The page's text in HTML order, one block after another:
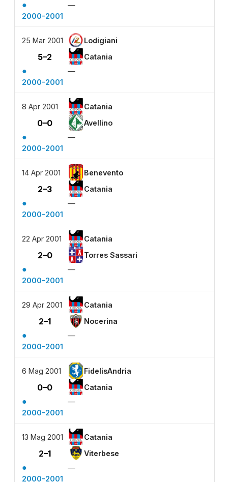
●
—
2000-2001
25 Mar 2001 Lodigiani
5–2 Catania
●
—
2000-2001
8 Apr 2001 Catania
0–0 Avellino
●
—
2000-2001
14 Apr 2001 Benevento
2–3 Catania
●
—
2000-2001
22 Apr 2001 Catania
2–0 Torres Sassari
●
—
2000-2001
29 Apr 2001 Catania
2–1 Nocerina
●
—
2000-2001
6 Mag 2001 FidelisAndria
0–0 Catania
●
—
2000-2001
13 Mag 2001 Catania
2–1 Viterbese
●
—
2000-2001